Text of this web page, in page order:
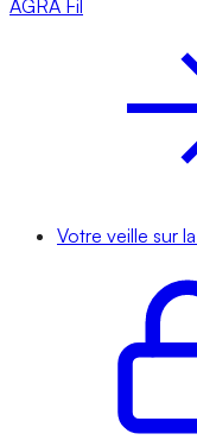
AGRA Fil
Votre veille sur